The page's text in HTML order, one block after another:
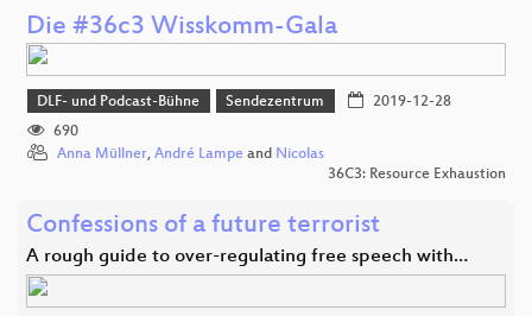
Die #36c3 Wisskomm-Gala
DLF- und Podcast-Bühne Sendezentrum
2019-12-28
690
Anna Müllner, André Lampe and Nicolas
36C3: Resource Exhaustion
Confessions of a future terrorist
A rough guide to over-regulating free speech with…